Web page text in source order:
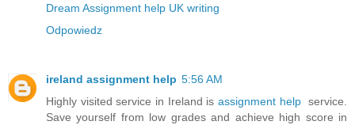
Dream Assignment help UK writing
Odpowiedz
ireland assignment help 5:56 AM
Highly visited service in Ireland is assignment help service.
Save yourself from low grades and achieve high score in